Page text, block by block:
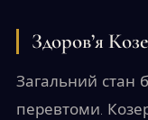
Здоров’я
Загальний стан
перевтоми.